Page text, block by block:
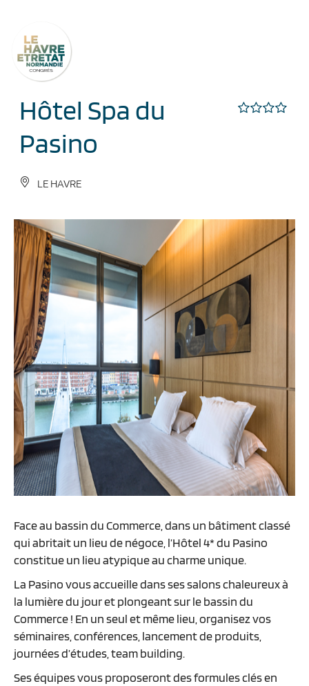
Hôtel Spa du
Pasino
LE HAVRE
Face au bassin du Commerce, dans un bâtiment classé
qui abritait un lieu de négoce, l’Hôtel 4* du Pasino
constitue un lieu atypique au charme unique.
La Pasino vous accueille dans ses salons chaleureux à
la lumière du jour et plongeant sur le bassin du
Commerce ! En un seul et même lieu, organisez vos
séminaires, conférences, lancement de produits,
journées d’études, team building.
Ses équipes vous proposeront des formules clés en